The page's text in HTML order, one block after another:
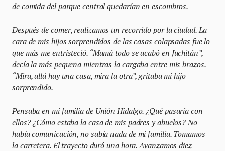
de comida del parque central quedarían en escombros.
Después de comer, realizamos un recorrido por la ciudad. La
cara de mis hijos sorprendidos de las casas colapsadas fue lo
que más me entristeció. “Mamá todo se acabó en Juchitán”,
decía la más pequeña mientras la cargaba entre mis brazos.
“Mira, allá hay una casa, mira la otra”, gritaba mi hijo
sorprendido.
Pensaba en mi familia de Unión Hidalgo. ¿Qué pasaría con
ellos? ¿Cómo estaba la casa de mis padres y abuelos? No
había comunicación, no sabía nada de mi familia. Tomamos
la carretera. El trayecto duró una hora. Avanzamos diez